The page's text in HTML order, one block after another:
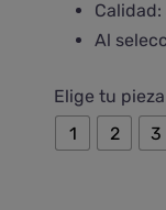
Calidad:
Al
Elige tu pieza
1 2 3